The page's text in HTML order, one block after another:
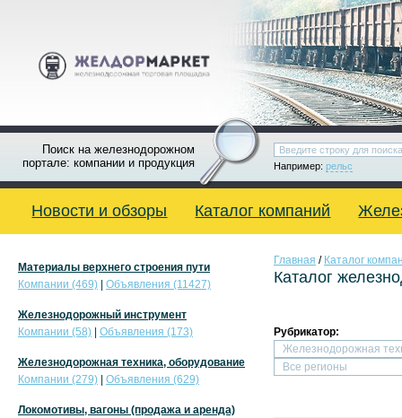
Поиск на железнодорожном
портале: компании и продукция
Например: рельс
Новости и обзоры Каталог компаний
Главная / Каталог
Каталог
Рубрикатор:
Материалы верхнего строения пути
Компании (469)
Объявления (11427)
Железнодорожный инструмент
Компании (58)
Объявления (173)
Железнодорожная техника, оборудование
Компании (279)
Объявления (629)
Локомотивы, вагоны (продажа и аренда)